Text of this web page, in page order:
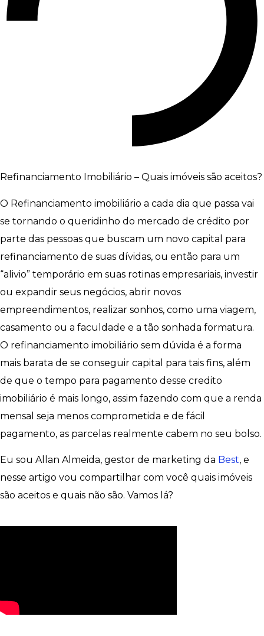
Refinanciamento Imobiliário – Quais imóveis são aceitos?
O Refinanciamento imobiliário a cada dia que passa vai
se tornando o queridinho do mercado de crédito por
parte das pessoas que buscam um novo capital para
refinanciamento de suas dívidas, ou então para um
“alivio” temporário em suas rotinas empresariais, investir
ou expandir seus negócios, abrir novos
empreendimentos, realizar sonhos, como uma viagem,
casamento ou a faculdade e a tão sonhada formatura.
O refinanciamento imobiliário sem dúvida é a forma
mais barata de se conseguir capital para tais fins, além
de que o tempo para pagamento desse credito
imobiliário é mais longo, assim fazendo com que a renda
mensal seja menos comprometida e de fácil
pagamento, as parcelas realmente cabem no seu bolso.
Eu sou Allan Almeida, gestor de marketing da Best, e
nesse artigo vou compartilhar com você quais imóveis
são aceitos e quais não são. Vamos lá?